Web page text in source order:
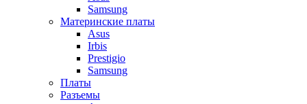
Samsung
Материнские платы
Asus
Irbis
Prestigio
Samsung
Платы
Разъемы